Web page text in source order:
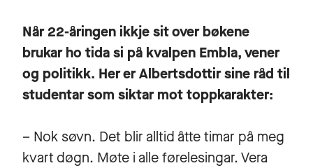
Når 22-åringen ikkje sit over bøkene
brukar ho tida si på kvalpen Embla, vener
og politikk. Her er Albertsdottir sine råd til
studentar som siktar mot toppkarakter:
– Nok søvn. Det blir alltid åtte timar på meg
kvart døgn. Møte i alle førelesingar. Vera